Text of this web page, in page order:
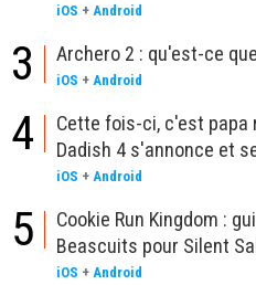
iOS + Android
3 Archero 2 : qu'est-ce
iOS + Android
4
Cette fois-ci, c'est papa
Dadish 4 s'annonce et
iOS + Android
5
Cookie Run Kingdom :
Beascuits pour Silent
iOS + Android